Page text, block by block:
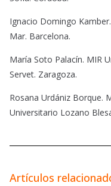
Ignacio Domingo
Mar. Barcelona.
María Soto Palacín. MIR
Servet. Zaragoza.
Rosana Urdániz Borque.
Universitario Lozano
Artículos